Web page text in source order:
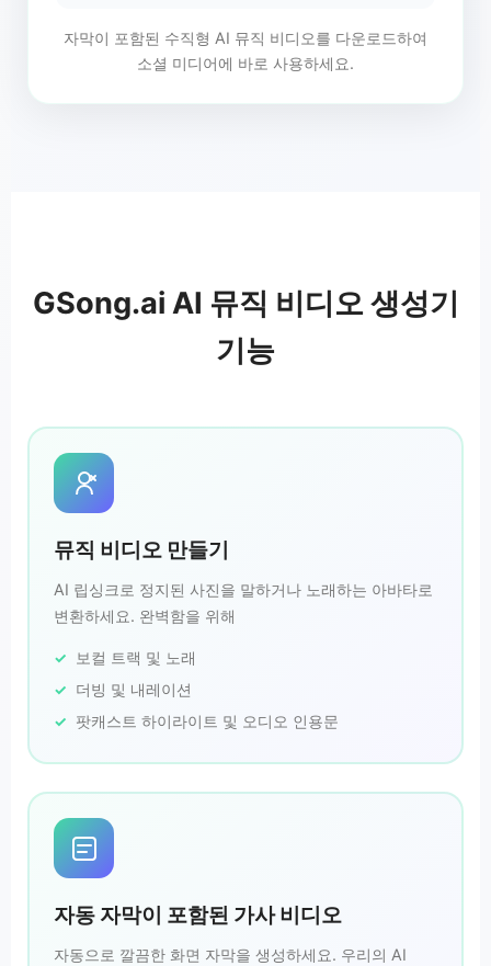
자막이 포함된 수직형 AI 뮤직 비디오를 다운로드하여
소셜 미디어에 바로 사용하세요.
GSong.ai AI 뮤직 비디오 생성기
기능
뮤직 비디오 만들기
AI 립싱크로 정지된 사진을 말하거나 노래하는 아바타로
변환하세요. 완벽함을 위해
보컬 트랙 및 노래
더빙 및 내레이션
팟캐스트 하이라이트 및 오디오 인용문
자동 자막이 포함된 가사 비디오
자동으로 깔끔한 화면 자막을 생성하세요. 우리의 AI